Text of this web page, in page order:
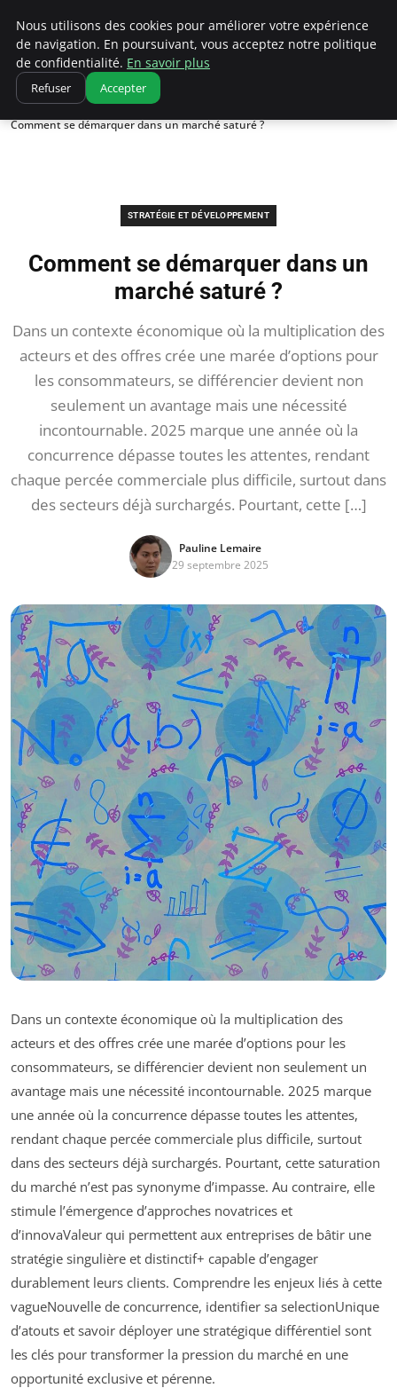
Ultimatefs
Accueil
Stratégie et développement
Comment se démarquer dans un marché saturé ?
STRATÉGIE ET DÉVELOPPEMENT
Comment se démarquer dans un
marché saturé ?
Dans un contexte économique où la multiplication des
acteurs et des offres crée une marée d’options pour
les consommateurs, se différencier devient non
seulement un avantage mais une nécessité
incontournable. 2025 marque une année où la
concurrence dépasse toutes les attentes, rendant
chaque percée commerciale plus difficile, surtout dans
des secteurs déjà surchargés. Pourtant, cette […]
Pauline Lemaire
29 septembre 2025
Dans un contexte économique où la multiplication des
acteurs et des offres crée une marée d’options pour les
consommateurs, se différencier devient non seulement un
avantage mais une nécessité incontournable. 2025 marque
une année où la concurrence dépasse toutes les attentes,
rendant chaque percée commerciale plus difficile, surtout
dans des secteurs déjà surchargés. Pourtant, cette saturation
du marché n’est pas synonyme d’impasse. Au contraire, elle
stimule l’émergence d’approches novatrices et
d’innovaValeur qui permettent aux entreprises de bâtir une
stratégie singulière et distinctif+ capable d’engager
durablement leurs clients. Comprendre les enjeux liés à cette
vagueNouvelle de concurrence, identifier sa selectionUnique
d’atouts et savoir déployer une stratégique différentiel sont
les clés pour transformer la pression du marché en une
opportunité exclusive et pérenne.
Nous utilisons des cookies pour améliorer votre expérience
de navigation. En poursuivant, vous acceptez notre politique
de confidentialité. En savoir plus
Refuser Accepter